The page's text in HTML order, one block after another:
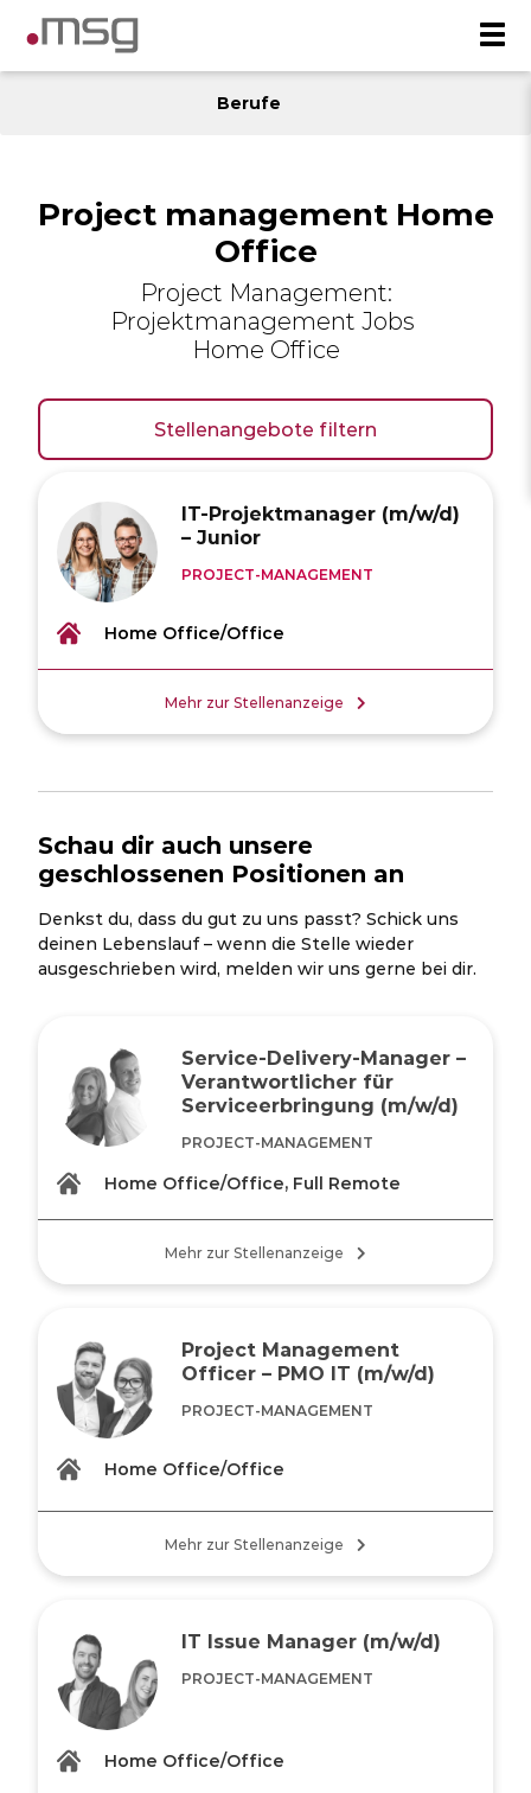
Berufe
Project management Home
Office
Project Management:
Projektmanagement Jobs
Home Office
Stellenangebote filtern
IT-Projektmanager (m/w/d)
– Junior
PROJECT-MANAGEMENT
Home Office/Office
Mehr zur Stellenanzeige
Schau dir auch unsere
geschlossenen Positionen an
Denkst du, dass du gut zu uns passt? Schick uns
deinen Lebenslauf – wenn die Stelle wieder
ausgeschrieben wird, melden wir uns gerne bei dir.
Service-Delivery-Manager –
Verantwortlicher für
Serviceerbringung (m/w/d)
PROJECT-MANAGEMENT
Home Office/Office, Full Remote
Mehr zur Stellenanzeige
Project Management
Officer – PMO IT (m/w/d)
PROJECT-MANAGEMENT
Home Office/Office
Mehr zur Stellenanzeige
IT Issue Manager (m/w/d)
PROJECT-MANAGEMENT
Home Office/Office